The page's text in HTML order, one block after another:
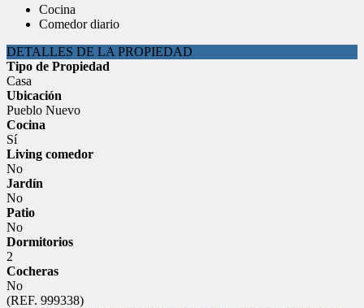
Cocina
Comedor diario
DETALLES DE LA PROPIEDAD
Tipo de Propiedad
Casa
Ubicación
Pueblo Nuevo
Cocina
Sí
Living comedor
No
Jardín
No
Patio
No
Dormitorios
2
Cocheras
No
(REF. 999338)